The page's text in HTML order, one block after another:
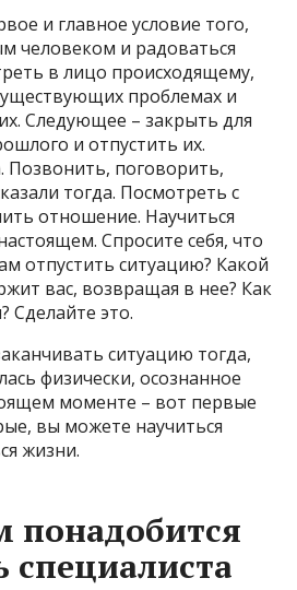
и главное условие того,
человеком и радоваться
в лицо происходящему,
проблемах и
Следующее – закрыть для
и отпустить их.
Позвонить, поговорить,
тогда. Посмотреть с
отношение. Научиться
Спросите себя, что
отпустить ситуацию? Какой
вас, возвращая в нее? Как
Сделайте это.
ситуацию тогда,
физически, осознанное
моменте – вот первые
вы можете научиться
жизни.
понадобится